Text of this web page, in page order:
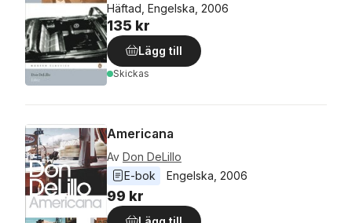
Häftad, Engelska, 2006
135 kr
Lägg till
Skickas
Americana
Av Don DeLillo
E-bok
Engelska 2006
99 kr